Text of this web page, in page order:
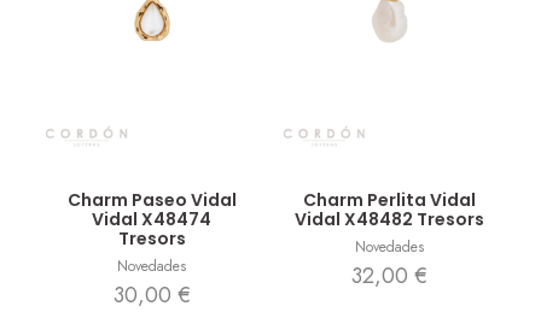
Charm Paseo Vidal
Vidal X48474
Tresors
Novedades
30,00 €
Charm Perlita Vidal
Vidal X48482 Tresors
Novedades
32,00 €